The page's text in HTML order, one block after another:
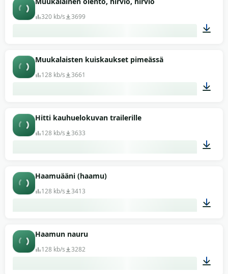
320 kb/s 3699
Muukalaisten kuiskaukset pimeässä
128 kb/s 3661
Hitti kauhuelokuvan trailerille
128 kb/s 3633
Haamuääni (haamu)
128 kb/s 3413
Haamun nauru
128 kb/s 3282